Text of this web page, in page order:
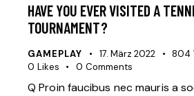
HAVE YOU EVER VISITED A
TOURNAMENT?
GAMEPLAY 17. März 2022 804
0 Likes 0 Comments
Q Proin faucibus nec mauris a